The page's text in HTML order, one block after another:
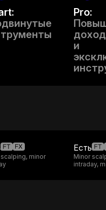
Pro:
и
minor
Есть
Minor
intraday,